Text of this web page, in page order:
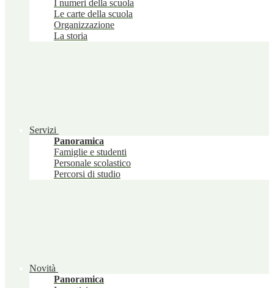
I numeri della scuola
Le carte della scuola
Organizzazione
La storia
Servizi
Panoramica
Famiglie e studenti
Personale scolastico
Percorsi di studio
Novità
Panoramica